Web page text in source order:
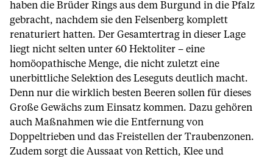
haben die Brüder Rings aus dem Burgund in die Pfalz
gebracht, nachdem sie den Felsenberg komplett
renaturiert hatten. Der Gesamtertrag in dieser Lage
liegt nicht selten unter 60 Hektoliter – eine
homöopathische Menge, die nicht zuletzt eine
unerbittliche Selektion des Leseguts deutlich macht.
Denn nur die wirklich besten Beeren sollen für dieses
Große Gewächs zum Einsatz kommen. Dazu gehören
auch Maßnahmen wie die Entfernung von
Doppeltrieben und das Freistellen der Traubenzonen.
Zudem sorgt die Aussaat von Rettich, Klee und